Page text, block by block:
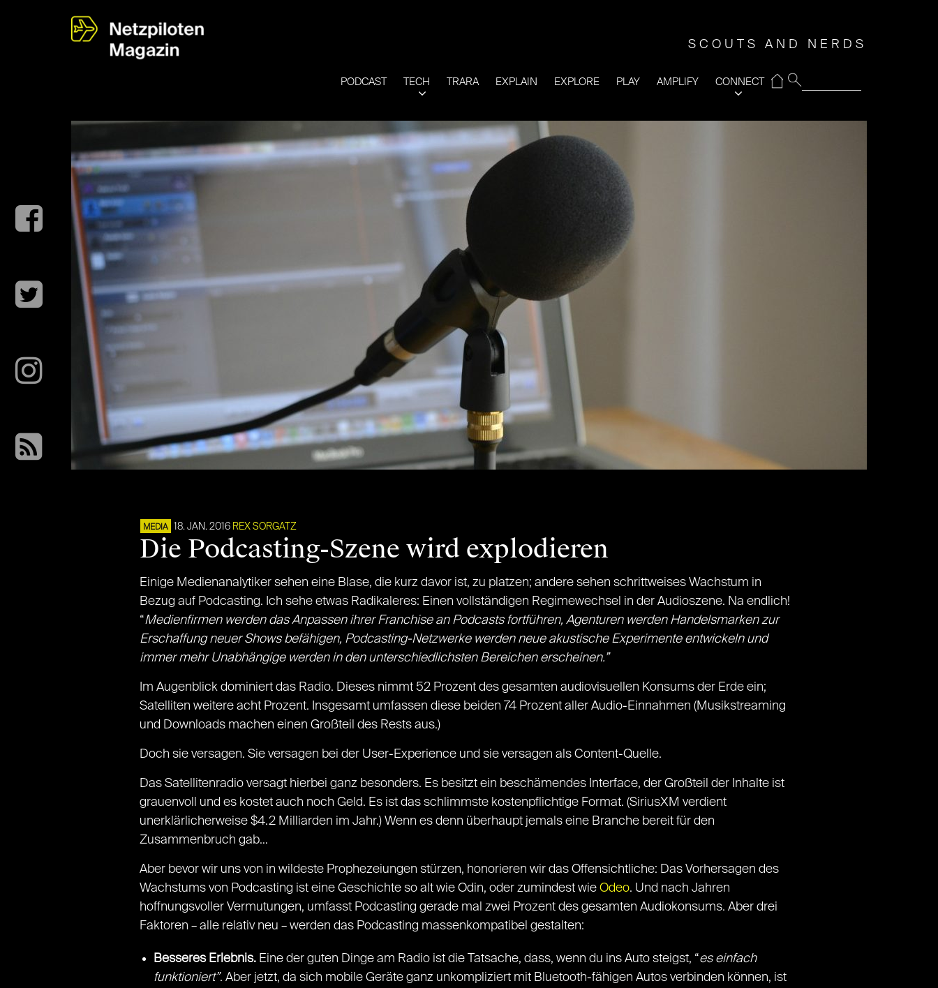
SCOUTS AND NERDS
PODCAST TECH TRARA EXPLAIN EXPLORE PLAY AMPLIFY CONNECT
⌂
MEDIA 18. JAN. 2016 REX SORGATZ
Die Podcasting-Szene wird explodieren
Einige Medienanalytiker sehen eine Blase, die kurz davor ist, zu platzen; andere sehen schrittweises Wachstum in
Bezug auf Podcasting. Ich sehe etwas Radikaleres: Einen vollständigen Regimewechsel in der Audioszene. Na endlich!
­“Medienfirmen werden das Anpassen ihrer Franchise an Podcasts fortführen, Agenturen werden Handelsmarken zur
Erschaffung neuer Shows befähigen, Podcasting-Netzwerke werden neue akustische Experimente entwickeln und
immer mehr Unabhängige werden in den unterschiedlichsten Bereichen erscheinen.”
Im Augenblick dominiert das Radio. Dieses nimmt 52 Prozent des gesamten audiovisuellen Konsums der Erde ein;
Satelliten weitere acht Prozent. Insgesamt umfassen diese beiden 74 Prozent aller Audio-Einnahmen (Musikstreaming
und Downloads machen einen Großteil des Rests aus.)
Doch sie versagen. Sie versagen bei der User-Experience und sie versagen als Content-Quelle.
Das Satellitenradio versagt hierbei ganz besonders. Es besitzt ein beschämendes Interface, der Großteil der Inhalte ist
grauenvoll und es kostet auch noch Geld. Es ist das schlimmste kostenpflichtige Format. (SiriusXM verdient
unerklärlicherweise $4.2 Milliarden im Jahr.) Wenn es denn überhaupt jemals eine Branche bereit für den
Zusammenbruch gab…
Aber bevor wir uns von in wildeste Prophezeiungen stürzen, honorieren wir das Offensichtliche: Das Vorhersagen des
Wachstums von Podcasting ist eine Geschichte so alt wie Odin, oder zumindest wie Odeo. Und nach Jahren
hoffnungsvoller Vermutungen, umfasst Podcasting gerade mal zwei Prozent des gesamten Audiokonsums. Aber drei
Faktoren – alle relativ neu – werden das Podcasting massenkompatibel gestalten:
Besseres Erlebnis.Eine der guten Dinge am Radio ist die Tatsache, dass, wenn du ins Auto steigst, “es einfach
funktioniert”. Aber jetzt, da sich mobile Geräte ganz unkompliziert mit Bluetooth-fähigen Autos verbinden können, ist